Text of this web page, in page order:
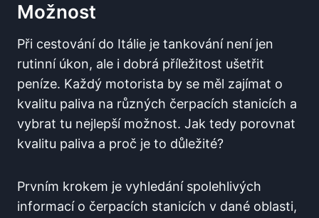
Možnost
Při cestování do Itálie⁤ je ⁤tankování není jen
rutinní úkon, ale i ​dobrá příležitost ‍ušetřit
peníze. Každý motorista by se měl zajímat o
kvalitu paliva na různých⁢ čerpacích stanicích a
vybrat‌ tu nejlepší možnost. Jak tedy porovnat
kvalitu paliva a proč je to důležité?
Prvním krokem‌ je vyhledání⁣ spolehlivých
informací o čerpacích stanicích ‍v ‍dané oblasti,